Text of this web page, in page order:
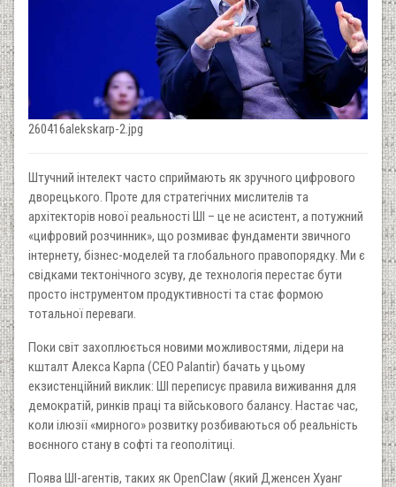
260416alekskarp-2.jpg
Штучний інтелект часто сприймають як зручного цифрового
дворецького. Проте для стратегічних мислителів та
архітекторів нової реальності ШІ – це не асистент, а потужний
«цифровий розчинник», що розмиває фундаменти звичного
інтернету, бізнес-моделей та глобального правопорядку. Ми є
свідками тектонічного зсуву, де технологія перестає бути
просто інструментом продуктивності та стає формою
тотальної переваги.
Поки світ захоплюється новими можливостями, лідери на
кшталт Алекса Карпа (CEO Palantir) бачать у цьому
екзистенційний виклик: ШІ переписує правила виживання для
демократій, ринків праці та військового балансу. Настає час,
коли ілюзії «мирного» розвитку розбиваються об реальність
воєнного стану в софті та геополітиці.
Поява ШІ-агентів, таких як OpenClaw (який Дженсен Хуанг